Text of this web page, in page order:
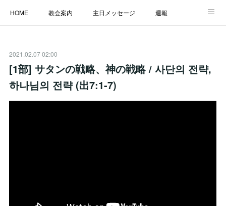
HOME 教会案内 主日メッセージ 週報
LINK
2021.02.07 02:00
[1部] サタンの戦略、神の戦略 / 사단의 전략,
하나님의 전략 (出7:1-7)